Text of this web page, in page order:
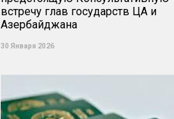
встречу глав государств ЦА и
Азербайджана
30 Января 2026